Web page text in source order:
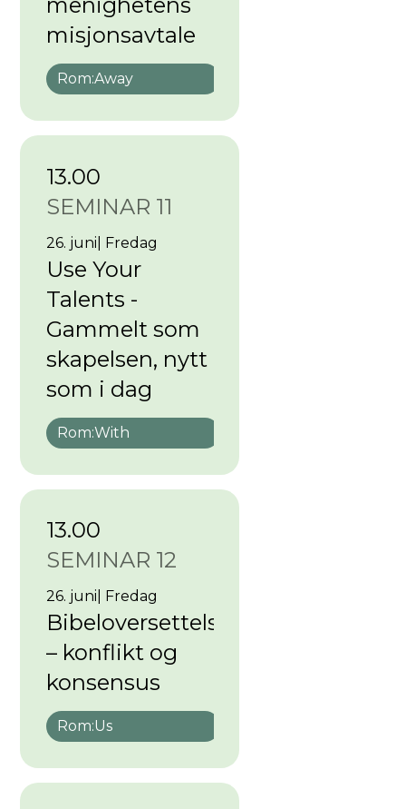
misjonsavtale
Rom:Away
13.00
SEMINAR 11
26. juni Fredag
Use Your
Talents -
Gammelt som
skapelsen, nytt
som i dag
Rom:With
13.00
SEMINAR 12
26. juni Fredag
Bibeloversettelse
– konflikt og
konsensus
Rom:Us